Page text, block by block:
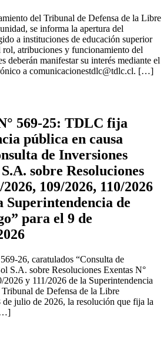
del Tribunal de Defensa de la Libre
se informa la apertura del
a instituciones de educación superior
rol, atribuciones y funcionamiento del
deberán manifestar su interés mediante el
a comunicacionestdlc@tdlc.cl. […]
569-25: TDLC fija
pública en causa
de Inversiones
sobre Resoluciones
109/2026, 110/2026
Superintendencia de
para el 9 de
26, caratulados “Consulta de
S.A. sobre Resoluciones Exentas N°
y 111/2026 de la Superintendencia
Tribunal de Defensa de la Libre
julio de 2026, la resolución que fija la